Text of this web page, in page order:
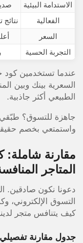
الاستدامة البيئية
الفعالية
السعر
التجربة الحسية
عندما تستخدمين كود
السعرية بينك وبين
الطبيعي أكثر جاذبية.
واستمتعي بخصم
مقارنة شاملة:
المتاجر
دعونا نكون صادقين.
التسوق
كيف يتنافس متجر
جدول مقارنة تفصيلي